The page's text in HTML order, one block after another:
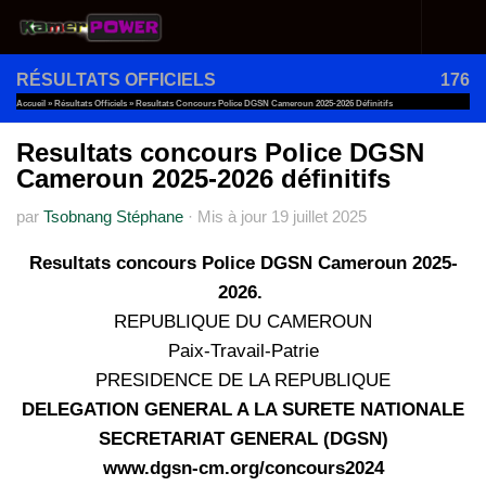
Au dessous du contenu
RÉSULTATS OFFICIELS 176
Accueil » Résultats Officiels » Resultats Concours Police DGSN Cameroun 2025-2026 Définitifs
Resultats concours Police DGSN
Cameroun 2025-2026 définitifs
par Tsobnang Stéphane · Mis à jour 19 juillet 2025
Resultats concours Police DGSN Cameroun 2025-
2026.
REPUBLIQUE DU CAMEROUN
Paix-Travail-Patrie
PRESIDENCE DE LA REPUBLIQUE
DELEGATION GENERAL A LA SURETE NATIONALE
SECRETARIAT GENERAL (DGSN)
www.dgsn-cm.org/concours2024